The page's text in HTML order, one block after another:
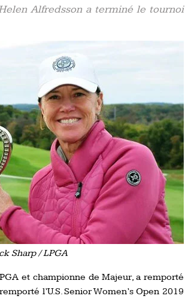
Alfredsson a terminé le tournoi
Sharp / LPGA
et championne de Majeur, a remporté
l’U.S. Senior Women’s Open 2019